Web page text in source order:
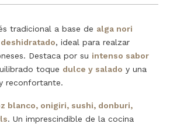
tradicional a base de alga nori
, ideal para realzar
Destaca por su intenso sabor
toque dulce y salado y una
reconfortante.
blanco, onigiri, sushi, donburi,
. Un imprescindible de la cocina